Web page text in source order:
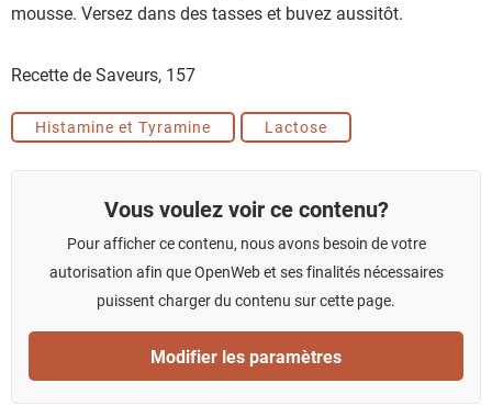
mousse. Versez dans des tasses et buvez aussitôt.
Recette de Saveurs, 157
Histamine et Tyramine Lactose
Vous voulez voir ce contenu?
Pour afficher ce contenu, nous avons besoin de votre
autorisation afin que OpenWeb et ses finalités nécessaires
puissent charger du contenu sur cette page.
Modifier les paramètres